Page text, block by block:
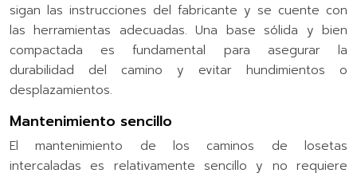
sigan las instrucciones del fabricante y se cuente con
las herramientas adecuadas. Una base sólida y bien
compactada es fundamental para asegurar la
durabilidad del camino y evitar hundimientos o
desplazamientos.
Mantenimiento sencillo
El mantenimiento de los caminos de losetas
intercaladas es relativamente sencillo y no requiere